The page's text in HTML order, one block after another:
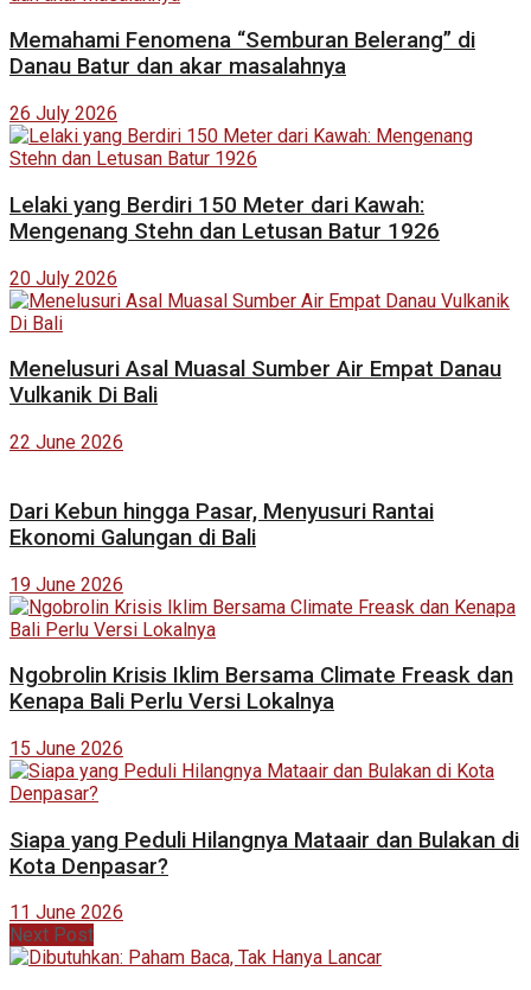
Memahami Fenomena “Semburan Belerang” di
Danau Batur dan akar masalahnya
26 July 2026
Lelaki yang Berdiri 150 Meter dari Kawah:
Mengenang Stehn dan Letusan Batur 1926
20 July 2026
Menelusuri Asal Muasal Sumber Air Empat Danau
Vulkanik Di Bali
22 June 2026
Dari Kebun hingga Pasar, Menyusuri Rantai
Ekonomi Galungan di Bali
19 June 2026
Ngobrolin Krisis Iklim Bersama Climate Freask dan
Kenapa Bali Perlu Versi Lokalnya
15 June 2026
Siapa yang Peduli Hilangnya Mataair dan Bulakan di
Kota Denpasar?
11 June 2026
Next Post